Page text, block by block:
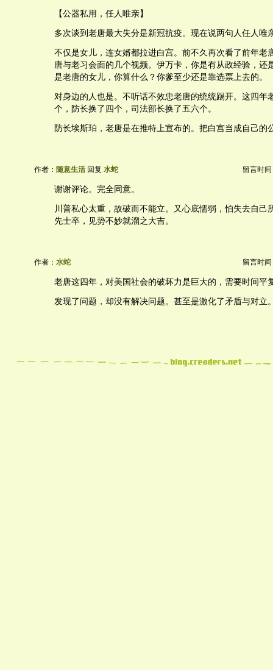
【公器私用，任人唯亲】
多次谈到老唐最大失分是新冠抗疫。现在说两句人任人唯
不仅是女儿，连女婿都拉进白宫。前不久再次看了前年老
唐与老习会面的几个视频。伊万卡，你是有从政经验，还
是老唐的女儿，你算什么？你爹至少还是靠选票上去的。
对身边的人也是。不听话不效忠老唐的统统踢开。这四年
个，防长换了四个，司法部长换了五六个。
防长埃斯珀，老唐是在推特上宣布的。把白宫当成自己的
作者： 随意生活 回复 水蛇 留言时间
谢谢评论。完全同意。
川普私心太重，故破而不能立。又心底懦弱，怕失去自己
先士卒，见势不妙就溜之大吉。
作者： 水蛇 留言时间
老唐这四年，对美国社会的破坏力是巨大的，需要时间平
发现了问题，却没有解决问题。甚至是激化了矛盾与对立